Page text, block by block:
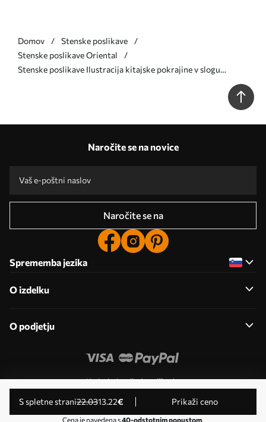
s spletne strani22.0313.22€ Prikaži ceno
Cena je navedena s40-odstotnim popustom.
Domov
Stenske poslikave
Stenske poslikave Oriental
Stenske poslikave Ilustracija kitajske pokrajine v slogu
Naročite se na novice
Naročite se na
Sprememba jezika
O izdelku
O podjetju
Urejanje dovoljenj za piškotke
© 2011-2026 Uwalls . Vse pravice pridržane. Upravlja KLW
Sp. z o.o. ID za DDV: PL9223057591.